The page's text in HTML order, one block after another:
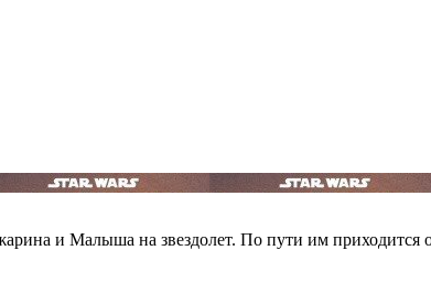
и Малыша на звездолет. По пути им